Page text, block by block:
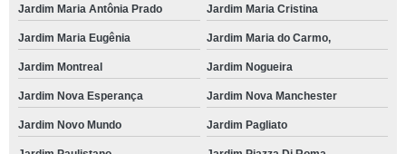
Jardim Maria Antônia Prado Jardim Maria Cristina
Jardim Maria Eugênia Jardim Maria do Carmo,
Jardim Montreal Jardim Nogueira
Jardim Nova Esperança Jardim Nova Manchester
Jardim Novo Mundo Jardim Pagliato